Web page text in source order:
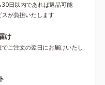
日以内であれば返品可能
が負担いたします
け
ご注文の翌日にお届けいたし